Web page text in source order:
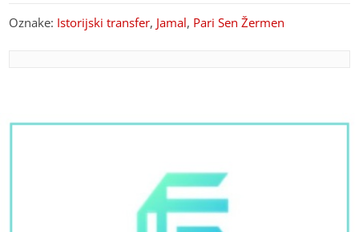
Oznake: Istorijski transfer, Jamal, Pari Sen Žermen